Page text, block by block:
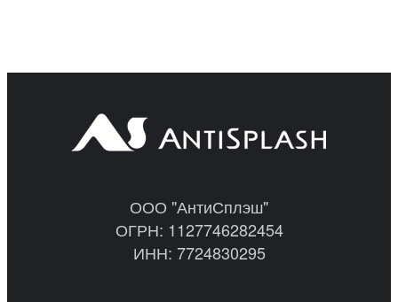
ООО "АнтиСплэш"
ОГРН: 1127746282454
ИНН: 7724830295